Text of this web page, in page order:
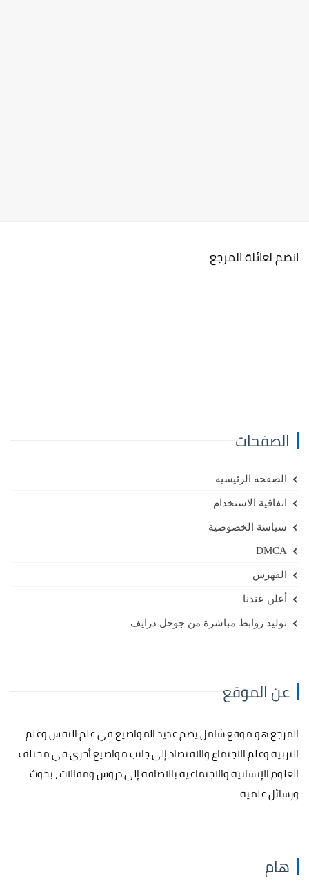
انضم لعائلة المرجع
الصفحات
الصفحة الرئيسية
اتفاقية الاستخدام
سياسة الخصوصية
DMCA
الفهرس
أعلن عندنا
توليد روابط مباشرة من جوجل درايف
عن الموقع
المرجع هو موقع شامل يضم عديد المواضيع في علم النفس وعلم
التربية وعلم الاجتماع والاقتصاد إلى جانب مواضيع أخرى في مختلف
العلوم الإنسانية والاجتماعية بالاضافة إلى دروس ومقالات ، بحوث
ورسائل علمية
هام